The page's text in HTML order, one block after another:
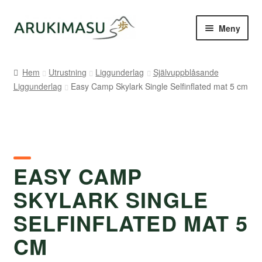
Hoppa
till
Hoppa
till
Meny
Kontakt
Varumärken
Väljare
Hem Utrustning Liggunderlag
Självuppblåsande
Liggunderlag
Easy Camp Skylark Single Selfinflated mat 5 cm
EASY CAMP
SKYLARK SINGLE
SELFINFLATED MAT 5
CM